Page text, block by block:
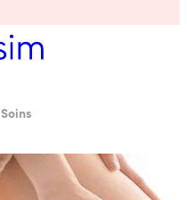
Soins